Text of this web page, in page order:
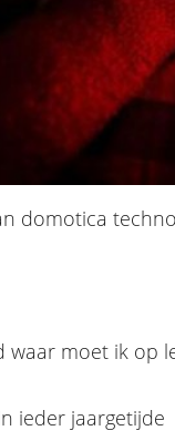
domotica
moet ik op
ieder jaargetijde